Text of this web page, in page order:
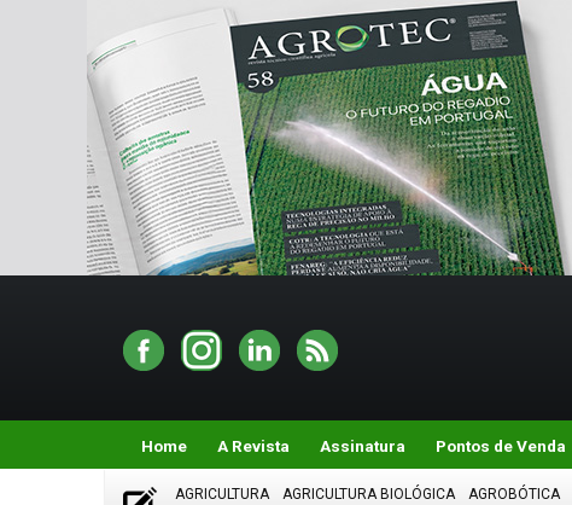
Home A Revista Assinatura Pontos de Venda
AGRICULTURA AGRICULTURA BIOLÓGICA AGROBÓTICA